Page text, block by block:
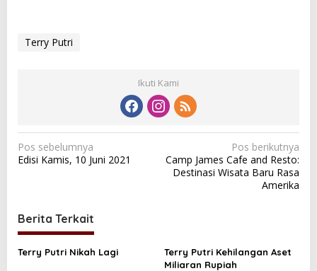
Terry Putri
Ikuti Kami
N
a
g
a
Pos sebelumnya
Edisi Kamis, 10 Juni 2021
Pos berikutnya
Camp James Cafe and Resto:
Destinasi Wisata Baru Rasa
Amerika
Berita Terkait
Terry Putri Nikah Lagi
Terry Putri Kehilangan Aset
Miliaran Rupiah